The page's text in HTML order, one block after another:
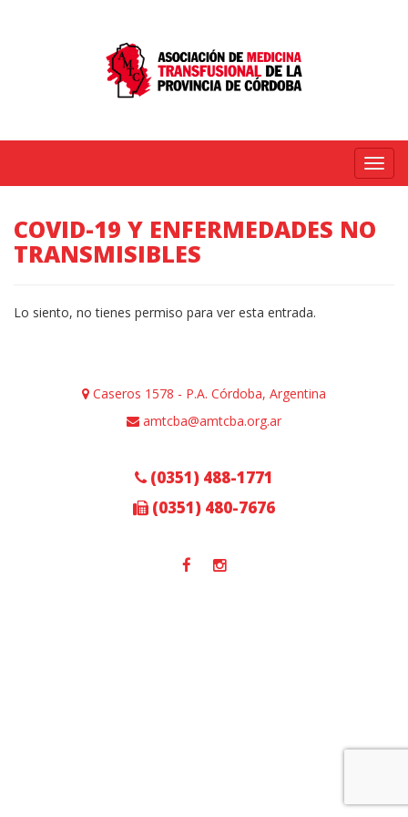
Menú
COVID-19 Y ENFERMEDADES NO
TRANSMISIBLES
Lo siento, no tienes permiso para ver esta entrada.
Caseros 1578 - P.A. Córdoba, Argentina
amtcba@amtcba.org.ar
(0351) 488-1771
(0351) 480-7676